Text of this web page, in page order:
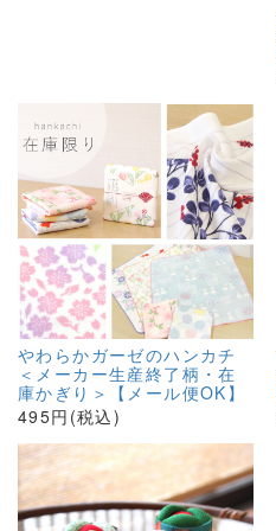
やわらかガーゼのハンカチ
＜メーカー生産終了柄・在
庫かぎり＞【メール便OK】
495円(税込)